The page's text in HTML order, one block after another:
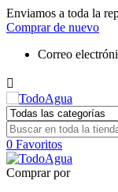
Enviamos a toda la
Comprar de nuevo
Correo

0 Favoritos
Comprar por